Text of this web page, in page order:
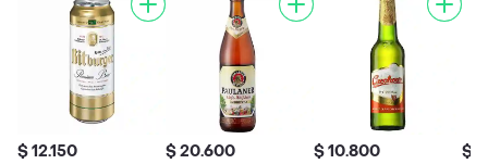
$ 12.150 $ 20.600 $ 10.800 $